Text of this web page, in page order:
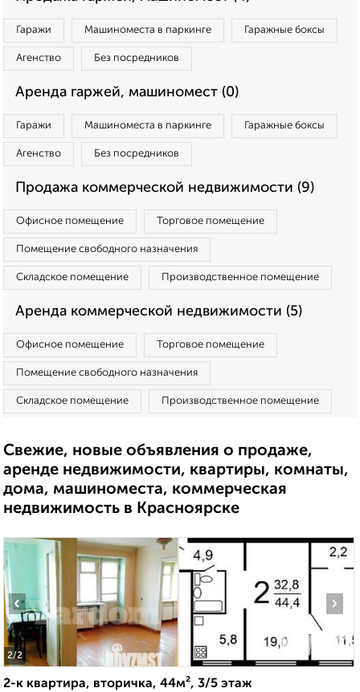
Гаражи Машиноместа в паркинге Гаражные боксы
Агенство Без посредников
Аренда гаржей, машиномест (0)
Гаражи Машиноместа в паркинге Гаражные боксы
Агенство Без посредников
Продажа коммерческой недвижимости (9)
Офисное помещение Торговое помещение
Помещение свободного назначения
Складское помещение Производственное помещение
Аренда коммерческой недвижимости (5)
Офисное помещение Торговое помещение
Помещение свободного назначения
Складское помещение Производственное помещение
Свежие, новые объявления о продаже,
аренде недвижимости, квартиры, комнаты,
дома, машиноместа, коммерческая
недвижимость в Красноярске
2/2
‹ ›
2-к квартира, вторичка, 44м², 3/5 этаж